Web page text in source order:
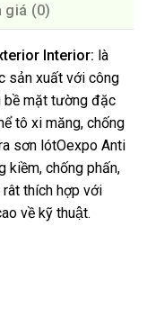
giá (0)
Interior: là
sản xuất với công
bề mặt tường đặc
tô xi măng, chống
sơn lótOexpo Anti
kiềm, chống phấn,
thích hợp với
về kỹ thuật.